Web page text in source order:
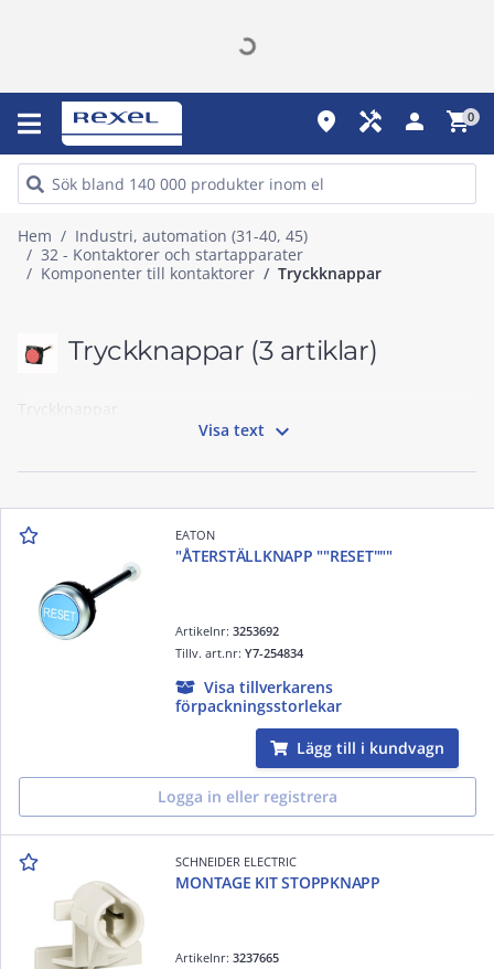
place handyman person shopping_cart0
Hem
Industri, automation (31-40, 45)
32 - Kontaktorer och startapparater
Komponenter till kontaktorer
Tryckknappar
Tryckknappar (3 artiklar)
Tryckknappar
Visa text 
EATON
"ÅTERSTÄLLKNAPP ""RESET"""
Artikelnr:3253692
Tillv. art.nr:Y7-254834
Visa tillverkarens
förpackningsstorlekar
Lägg till i kundvagn
Logga in eller registrera
SCHNEIDER ELECTRIC
MONTAGE KIT STOPPKNAPP
Artikelnr:3237665